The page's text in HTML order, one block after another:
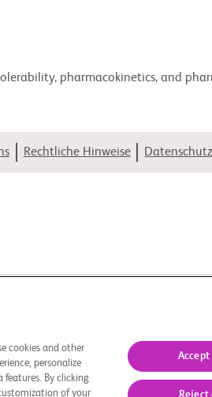
pharmacokinetics, and
Rechtliche Hinweise
cookies and other
personalize
features. By clicking
of your
Accept